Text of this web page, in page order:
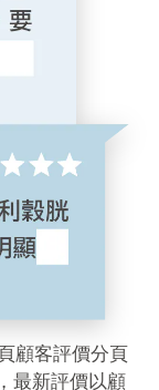
顧客評價分頁
最新評價以顧